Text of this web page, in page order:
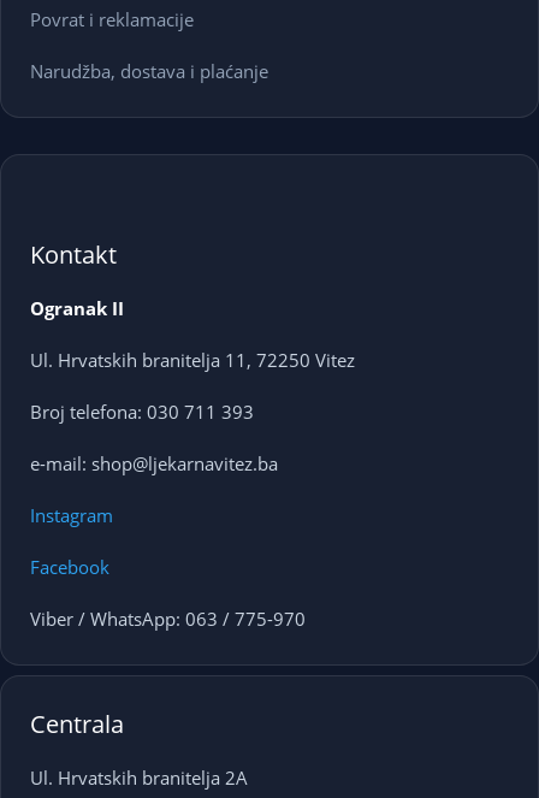
Povrat i reklamacije
Narudžba, dostava i plaćanje
Kontakt
Ogranak II
Ul. Hrvatskih branitelja 11, 72250 Vitez
Broj telefona: 030 711 393
e-mail: shop@ljekarnavitez.ba
Instagram
Facebook
Viber / WhatsApp: 063 / 775-970
Centrala
Ul. Hrvatskih branitelja 2A